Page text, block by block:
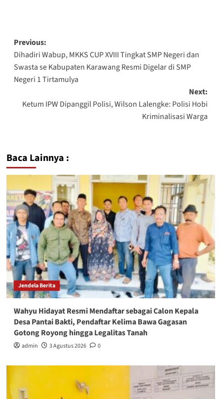
Previous:
Dihadiri Wabup, MKKS CUP XVIII Tingkat SMP Negeri dan
Swasta se Kabupaten Karawang Resmi Digelar di SMP
Negeri 1 Tirtamulya
Next:
Ketum IPW Dipanggil Polisi, Wilson Lalengke: Polisi Hobi
Kriminalisasi Warga
Baca Lainnya :
Jendela Berita
Wahyu Hidayat Resmi Mendaftar sebagai Calon Kepala
Desa Pantai Bakti, Pendaftar Kelima Bawa Gagasan
Gotong Royong hingga Legalitas Tanah
admin 3 Agustus 2026 0